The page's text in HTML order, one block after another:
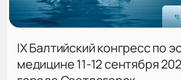
IX Балтийский конгресс по
медицине 11-12 сентября